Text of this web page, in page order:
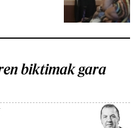
biktimak gara